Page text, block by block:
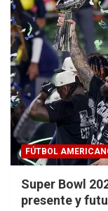
FÚTBOL
Super Bowl
presente y